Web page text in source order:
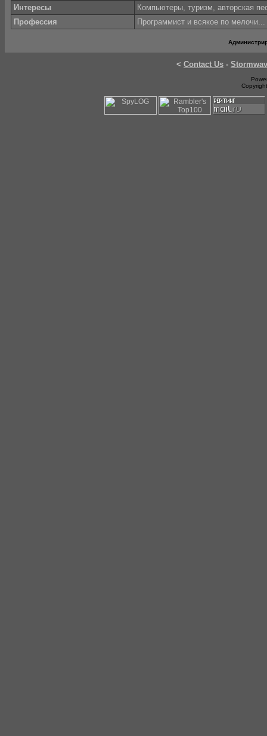
Интересы
Компьютеры, туризм, авторская
Профессия
Программист и всякое по мелочи...
< Contact Us -